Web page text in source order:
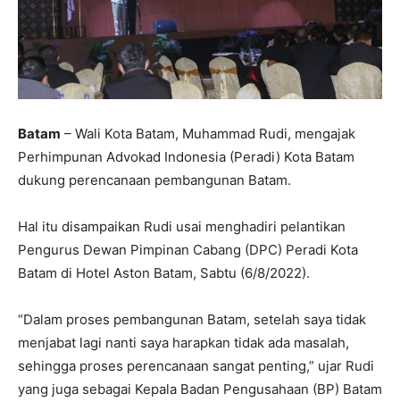
Batam – Wali Kota Batam, Muhammad Rudi, mengajak
Perhimpunan Advokad Indonesia (Peradi) Kota Batam
dukung perencanaan pembangunan Batam.
Hal itu disampaikan Rudi usai menghadiri pelantikan
Pengurus Dewan Pimpinan Cabang (DPC) Peradi Kota
Batam di Hotel Aston Batam, Sabtu (6/8/2022).
“Dalam proses pembangunan Batam, setelah saya tidak
menjabat lagi nanti saya harapkan tidak ada masalah,
sehingga proses perencanaan sangat penting,” ujar Rudi
yang juga sebagai Kepala Badan Pengusahaan (BP) Batam